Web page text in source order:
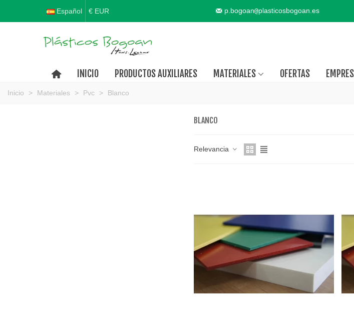
Español € EUR p.bogoan@plasticosbogoan.es
INICIO PRODUCTOS AUXILIARES MATERIALES OFERTAS
Inicio > Materiales > Pvc > Blanco
BLANCO
Relevancia